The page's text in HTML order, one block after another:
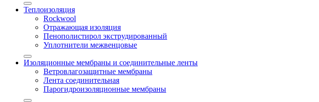
Теплоизоляция
Rockwool
Отражающая изоляция
Пенополистирол экструдированный
Уплотнители межвенцовые
Изоляционные мембраны и соединительные ленты
Ветровлагозащитные мембраны
Лента соединительная
Парогидроизоляционные мембраны